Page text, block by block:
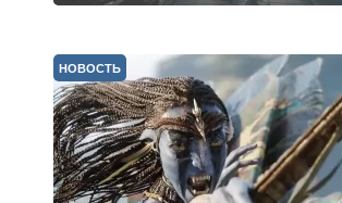
НОВОСТЬ